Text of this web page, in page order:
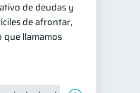
de deudas y
de afrontar,
que llamamos